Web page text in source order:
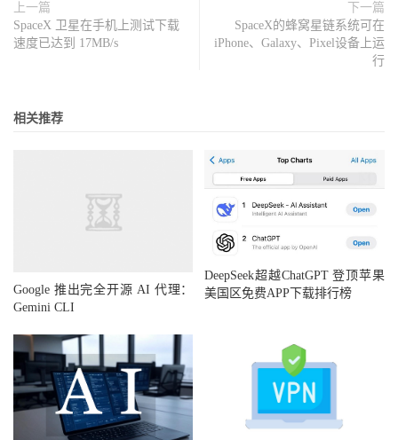
上一篇
SpaceX 卫星在手机上测试下载
速度已达到 17MB/s
下一篇
SpaceX的蜂窝星链系统可在
iPhone、Galaxy、Pixel设备上运
行
相关推荐
Google 推出完全开源 AI 代理：
Gemini CLI
DeepSeek超越ChatGPT 登顶苹果
美国区免费APP下载排行榜